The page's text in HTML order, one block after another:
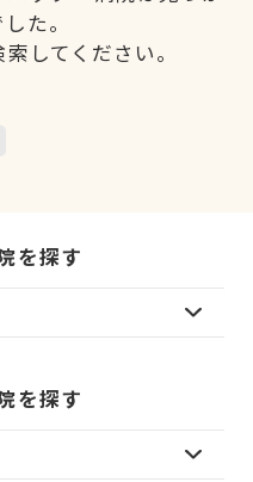
た。
してください。
を探す
を探す